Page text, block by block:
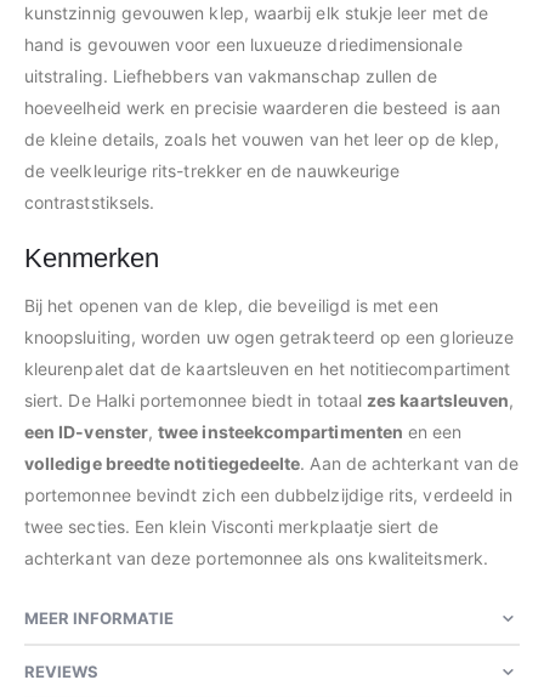
kunstzinnig gevouwen klep, waarbij elk stukje leer met de
hand is gevouwen voor een luxueuze driedimensionale
uitstraling. Liefhebbers van vakmanschap zullen de
hoeveelheid werk en precisie waarderen die besteed is aan
de kleine details, zoals het vouwen van het leer op de klep,
de veelkleurige rits-trekker en de nauwkeurige
contraststiksels.
Kenmerken
Bij het openen van de klep, die beveiligd is met een
knoopsluiting, worden uw ogen getrakteerd op een glorieuze
kleurenpalet dat de kaartsleuven en het notitiecompartiment
siert. De Halki portemonnee biedt in totaal zes kaartsleuven,
een ID-venster,twee insteekcompartimenten en een
volledige breedte notitiegedeelte. Aan de achterkant van de
portemonnee bevindt zich een dubbelzijdige rits, verdeeld in
twee secties. Een klein Visconti merkplaatje siert de
achterkant van deze portemonnee als ons kwaliteitsmerk.
MEER INFORMATIE
REVIEWS